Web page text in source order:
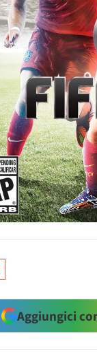
Aggiungici